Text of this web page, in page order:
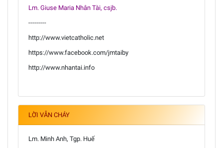
Lm. Giuse Maria Nhân Tài, csjb.
---------
http://www.vietcatholic.net
https://www.facebook.com/jmtaiby
http://www.nhantai.info
LỜI VẪN CHÁY
Lm. Minh Anh, Tgp. Huế